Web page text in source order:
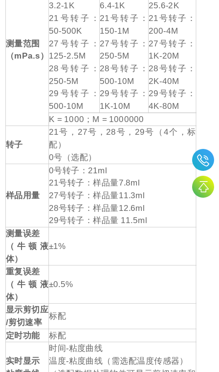
测量范围
（mPa.s）
3.2-1K
21 号转子：
50-500K
27 号转子：
125-2.5M
28 号转子：
250-5M
29 号转子：
500-10M
6.4-1K
21号转子：
150-1M
27号转子：
250-5M
28号转子：
500-10M
29号转子：
1K-10M
25.6-2K
21号转子：
200-4M
27号转子：
1K-20M
28号转子：
2K-40M
29号转子：
4K-80M
K = 1000 ； M = 1000000
转子
21号， 27号， 28号， 29号（ 4个，标
配）
0号（选配）
样品用量
0号转子： 21ml
21号转子：样品量7.8ml
27号转子：样品量11.3ml
28号转子：样品量12.6ml
29号转子：样品量 11.5ml
测量误差
（牛顿液
体）
±1%
重复误差
（牛顿液
体）
±0.5%
显示剪切应
/剪切速率
标配
定时功能 标配
实时显示
时间-粘度曲线
温度-粘度曲线（需选配温度传感器）